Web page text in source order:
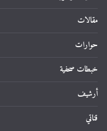
مقالات
حوارات
خبطات صحفية
أرشيف
قناتي